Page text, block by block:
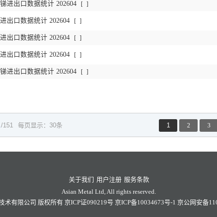
进出口数据统计 202604 [ ]
出口数据统计 202604 [ ]
出口数据统计 202604 [ ]
出口数据统计 202604 [ ]
进出口数据统计 202604 [ ]
/151 每页显示：30条 1 2 3
关于我们 用户注册 服务条款
Asian Metal Ltd, All rights reserved.
术有限公司 版权所有 京ICP证090219号 京ICP备10034673号-1 京公网安备